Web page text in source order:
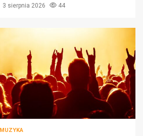
3 sierpnia 2026 44
MUZYKA